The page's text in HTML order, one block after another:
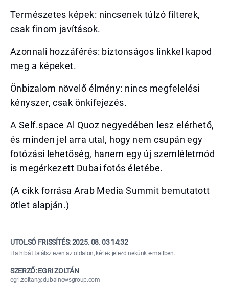
Természetes képek: nincsenek túlzó filterek,
csak finom javítások.
Azonnali hozzáférés: biztonságos linkkel kapod
meg a képeket.
Önbizalom növelő élmény: nincs megfelelési
kényszer, csak önkifejezés.
A Self.space Al Quoz negyedében lesz elérhető,
és minden jel arra utal, hogy nem csupán egy
fotózási lehetőség, hanem egy új szemléletmód
is megérkezett Dubai fotós életébe.
(A cikk forrása Arab Media Summit bemutatott
ötlet alapján.)
UTOLSÓ FRISSÍTÉS:2025. 08. 03 14:32
Ha hibát találsz ezen az oldalon, kérlek jelezd nekünk e-mailben.
SZERZŐ: EGRI ZOLTÁN
egri.zoltan@dubainewsgroup.com